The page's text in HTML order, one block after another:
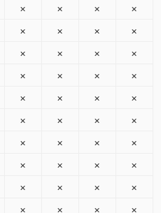
×
×
×
×
×
×
×
×
×
×
×
×
×
×
×
×
×
×
×
×
×
×
×
×
×
×
×
×
×
×
×
×
×
×
×
×
×
×
×
×